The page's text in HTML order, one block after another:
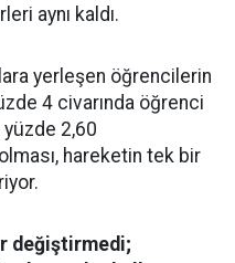
aynı kaldı.
yerleşen öğrencilerin
4 civarında öğrenci
yüzde 2,60
hareketin tek bir
değiştirmedi;